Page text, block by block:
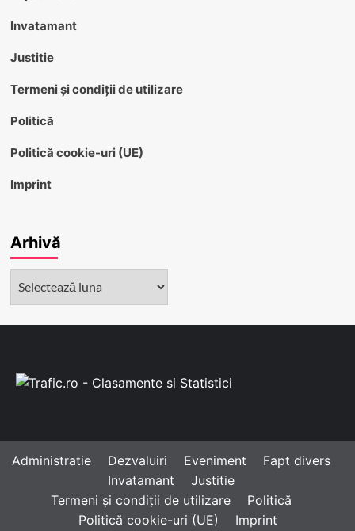
Invatamant
Justitie
Termeni și condiții de utilizare
Politică
Politică cookie-uri (UE)
Imprint
Arhivă
Administratie Dezvaluiri Eveniment
Fapt divers
Invatamant
Justitie
Termeni și condiții de utilizare
Politică
Politică cookie-uri (UE)
Imprint